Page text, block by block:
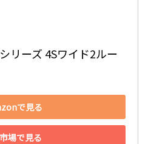
リーズ 4Sワイド2ルー
で見る
場で見る